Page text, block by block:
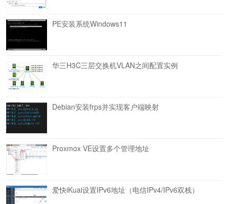
PE安装系统Windows11
华三H3C三层交换机VLAN之间配置实例
Debian安装frps并实现客户端映射
Proxmox VE设置多个管理地址
爱快iKuai设置IPv6地址（电信IPv4/IPv6双栈）